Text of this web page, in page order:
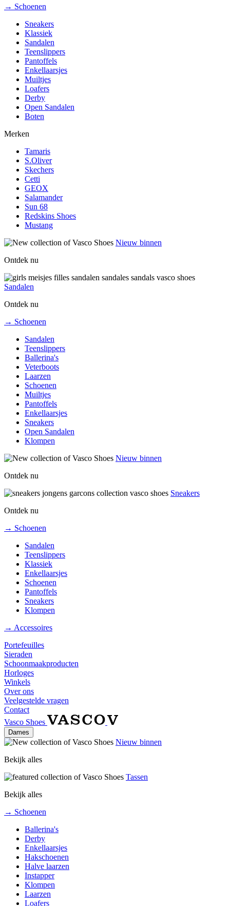
→ Schoenen
Sneakers
Klassiek
Sandalen
Teenslippers
Pantoffels
Enkellaarsjes
Muiltjes
Loafers
Derby
Open Sandalen
Boten
Merken
Tamaris
S.Oliver
Skechers
Cetti
GEOX
Salamander
Sun 68
Redskins Shoes
Mustang
Nieuw binnen
Ontdek nu
Sandalen
Ontdek nu
→ Schoenen
Sandalen
Teenslippers
Ballerina's
Veterboots
Laarzen
Schoenen
Muiltjes
Pantoffels
Enkellaarsjes
Sneakers
Open Sandalen
Klompen
Nieuw binnen
Ontdek nu
Sneakers
Ontdek nu
→ Schoenen
Sandalen
Teenslippers
Klassiek
Enkellaarsjes
Schoenen
Pantoffels
Sneakers
Klompen
→ Accessoires
Portefeuilles
Sieraden
Schoonmaakproducten
Horloges
Winkels
Over ons
Veelgestelde vragen
Contact
Vasco Shoes
Dames
Nieuw binnen
Bekijk alles
Tassen
Bekijk alles
→ Schoenen
Ballerina's
Derby
Enkellaarsjes
Hakschoenen
Halve laarzen
Instapper
Klompen
Laarzen
Loafers